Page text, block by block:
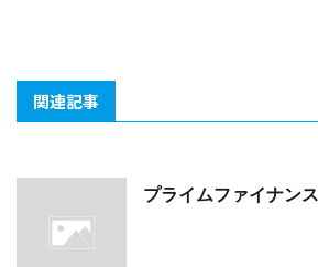
関連記事
プライムファイナン